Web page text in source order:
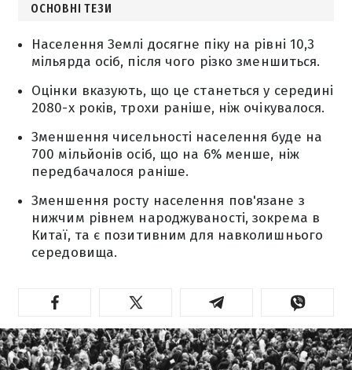
ОСНОВНІ ТЕЗИ
Населення Землі досягне піку на рівні 10,3
мільярда осіб, після чого різко зменшиться.
Оцінки вказують, що це станеться у середині
2080-х років, трохи раніше, ніж очікувалося.
Зменшення чисельності населення буде на
700 мільйонів осіб, що на 6% менше, ніж
передбачалося раніше.
Зменшення росту населення пов'язане з
нижчим рівнем народжуваності, зокрема в
Китаї, та є позитивним для навколишнього
середовища.